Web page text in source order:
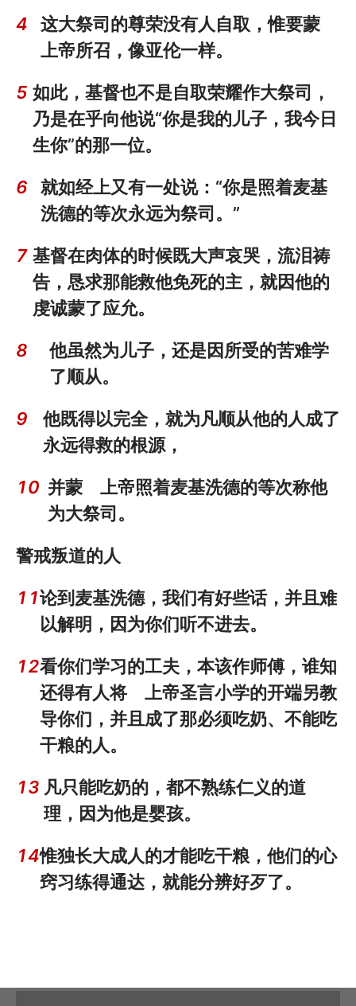
4
这大祭司的尊荣没有人自取，惟要蒙
上帝所召，像亚伦一样。
5 如此，基督也不是自取荣耀作大祭司，
乃是在乎向他说“你是我的儿子，我今日
生你”的那一位。
6
就如经上又有一处说：“你是照着麦基
洗德的等次永远为祭司。”
7 基督在肉体的时候既大声哀哭，流泪祷
告，恳求那能救他免死的主，就因他的
虔诚蒙了应允。
8
他虽然为儿子，还是因所受的苦难学
了顺从。
9
他既得以完全，就为凡顺从他的人成了
永远得救的根源，
10 并蒙 上帝照着麦基洗德的等次称他
为大祭司。
警戒叛道的人
11论到麦基洗德，我们有好些话，并且难
以解明，因为你们听不进去。
12看你们学习的工夫，本该作师傅，谁知
还得有人将 上帝圣言小学的开端另教
导你们，并且成了那必须吃奶、不能吃
干粮的人。
13 凡只能吃奶的，都不熟练仁义的道
理，因为他是婴孩。
14惟独长大成人的才能吃干粮，他们的心
窍习练得通达，就能分辨好歹了。